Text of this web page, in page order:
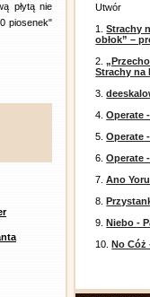
płytą nie
piosenek"
Utwór
1.Strachy
obłok” –
2.
Strachy na
3.
4.Operate
5.Operate
6.Operate
7.Ano
8.
9.Niebo -
10.No Cóż